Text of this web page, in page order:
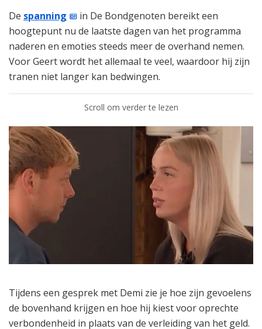
De spanning
in De Bondgenoten bereikt een
hoogtepunt nu de laatste dagen van het programma
naderen en emoties steeds meer de overhand nemen.
Voor Geert wordt het allemaal te veel, waardoor hij zijn
tranen niet langer kan bedwingen.
Scroll om verder te lezen
Tijdens een gesprek met Demi zie je hoe zijn gevoelens
de bovenhand krijgen en hoe hij kiest voor oprechte
verbondenheid in plaats van de verleiding van het geld.